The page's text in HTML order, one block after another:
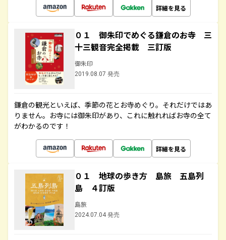
詳細を見る
０１ 御朱印でめぐる鎌倉のお寺 三
十三観音完全掲載 三訂版
御朱印
2019.08.07 発売
鎌倉の観光といえば、季節の花とお寺めぐり。それだけではあ
りません。お寺には御朱印があり、これに触れればお寺の全て
がわかるのです！
詳細を見る
０１ 地球の歩き方 島旅 五島列
島 ４訂版
島旅
2024.07.04 発売